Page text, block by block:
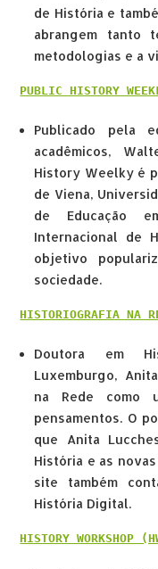
de História e
abrangem tanto
metodologias e a
PUBLIC HISTORY
Publicado pela
acadêmicos,
History Weelky é
de Viena,
de Educação
Internacional de
objetivo
sociedade.
HISTORIOGRAFIA NA
Doutora em
Luxemburgo,
na Rede como
pensamentos. O
que Anita
História e as
site também
História Digital.
HISTORY WORKSHOP